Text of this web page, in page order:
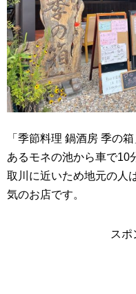
「季節料理 鍋酒房 季の
あるモネの池から車で10
取川に近いため地元の人
気のお店です。
スポ